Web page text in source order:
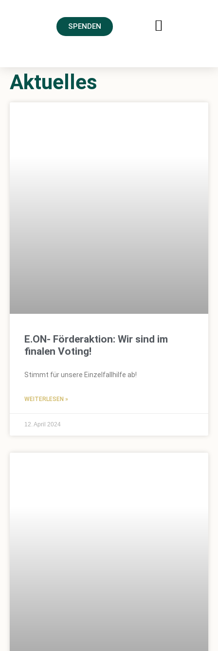
SPENDEN
Aktuelles
E.ON- Förderaktion: Wir sind im
finalen Voting!
Stimmt für unsere Einzelfallhilfe ab!
WEITERLESEN »
12. April 2024